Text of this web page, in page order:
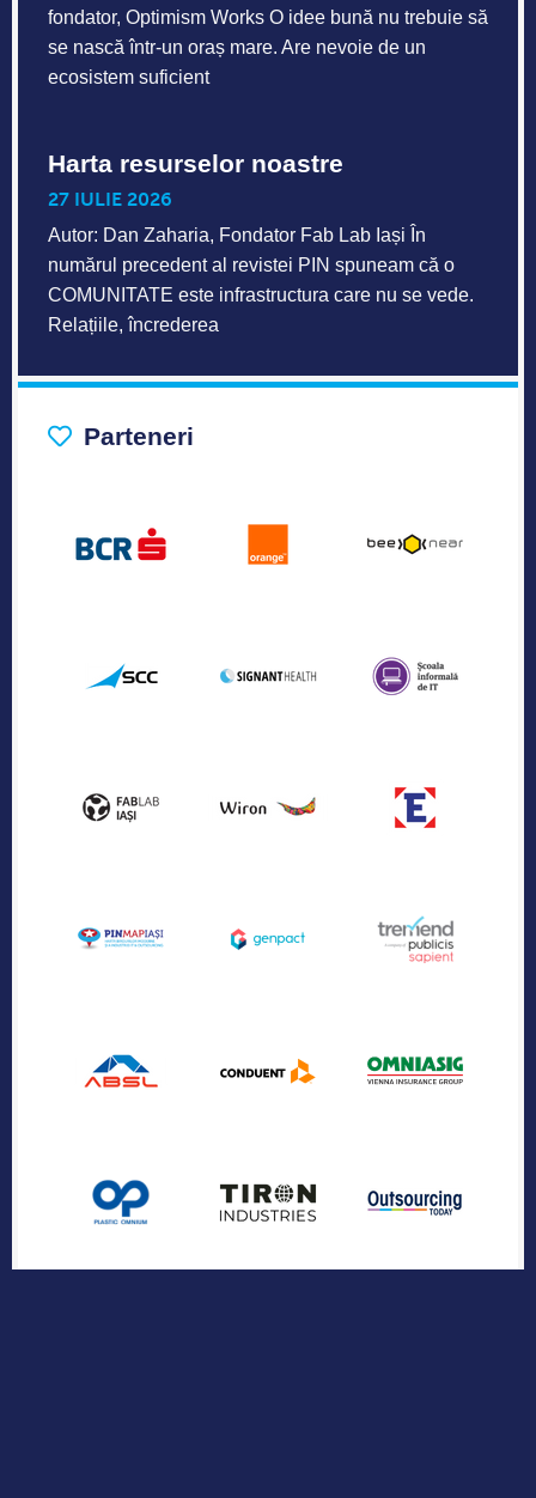
fondator, Optimism Works O idee bună nu trebuie să
se nască într-un oraș mare. Are nevoie de un
ecosistem suficient
Harta resurselor noastre
27 IULIE 2026
Autor: Dan Zaharia, Fondator Fab Lab Iași În
numărul precedent al revistei PIN spuneam că o
COMUNITATE este infrastructura care nu se vede.
Relațiile, încrederea
Parteneri